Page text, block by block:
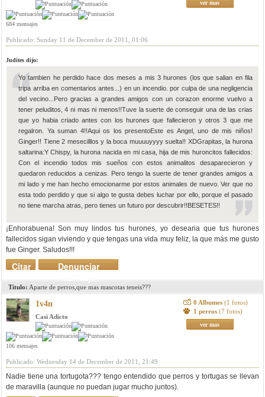
684 mensajes
ver mas
Publicado: Sunday 11 de December de 2011, 01:06
Judites dijo:
Yo tambien he perdido hace dos meses a mis 3 hurones (los que salian en fila
tripa arriba en comentarios antes...) en un incendio. por culpa de una negligencia
del vecino...Pero gracias a grandes amigos con un corazon enorme vuelvo a
tener peluditos, 4 ni mas ni menos!!Tuve la suerte de conseguir una de las crias
que yo habia criado antes con los hurones que fallecieron y otros 3 que me
regalron. Ya suman 4!!Aqui os los presentoEste es Angel, uno de mis niños!
Ginger!! Tiene 2 mesecilllos y la boca muuuuyyyy suelta!! XDGrapitas, la hurona
saltarina:Y Chispy, la hurona nacida en mi casa, hija de mis huroncitos fallecidos:
Con el incendio todos mis sueños con estos animalitos desaparecieron y
quedaron reducidos a cenizas. Pero tengo la suerte de tener grandes amigos a
mi lado y me han hecho emocionarme por estos animales de nuevo. Ver que no
esta todo perdido y que si algo te gusta debes luchar por ello, porque el pasado
no tiene marcha atras, pero tienes un futuro por descubrir!!BESETES!!
¡Enhorabuena! Son muy lindos tus hurones, yo desearia que tus hurones
fallecidos sigan viviendo y que tengas una vida muy feliz, la que más me gusto
fue Ginger. Saludos!!!
Denunciar
mensaje
Citar
Titulo: Aparte de perros,que mas mascotas teneis???
1v4n
Casi Adicto
106 mensajes
0 Albumes (1 fotos)
1 perros (7 fotos)
ver mas
Publicado: Wednesday 14 de December de 2011, 21:49
Nadie tiene una tortugota??? tengo entendido que perros y tortugas se llevan
de maravilla (aunque no puedan jugar mucho juntos).